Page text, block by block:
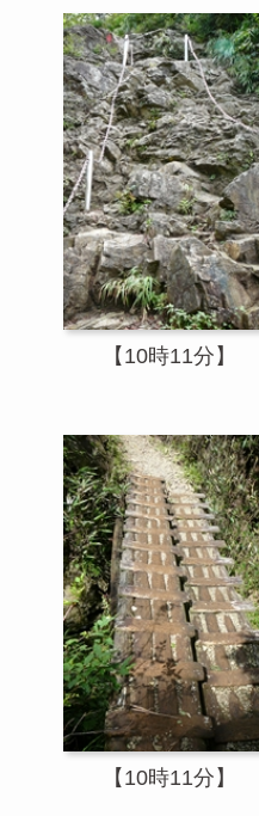
【10時11分】
【10時11分】